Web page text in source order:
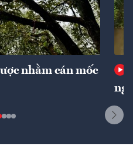
nhằm cán mốc